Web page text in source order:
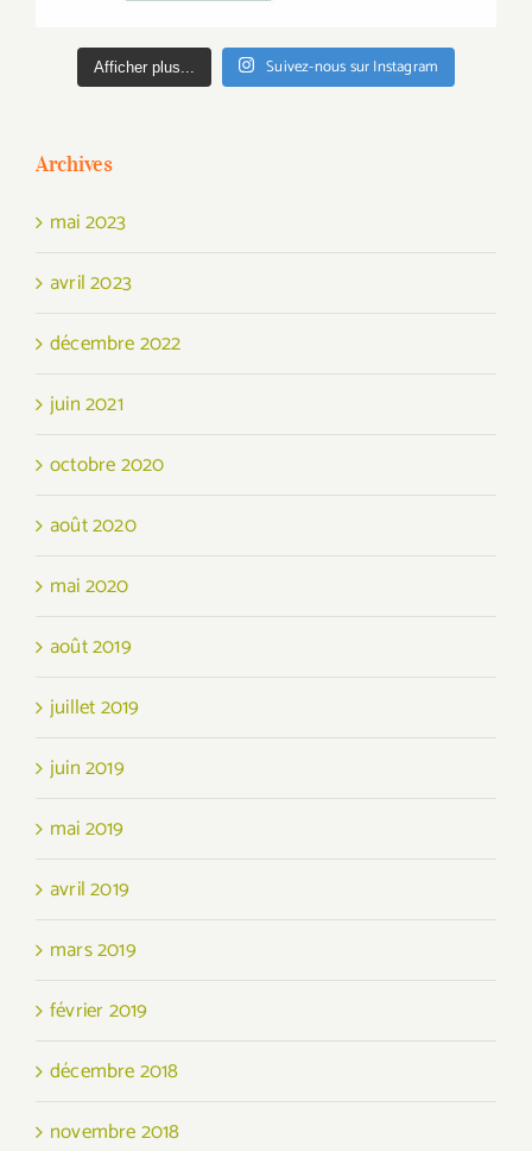
Afficher plus... Suivez-nous sur Instagram
Archives
mai 2023
avril 2023
décembre 2022
juin 2021
octobre 2020
août 2020
mai 2020
août 2019
juillet 2019
juin 2019
mai 2019
avril 2019
mars 2019
février 2019
décembre 2018
novembre 2018